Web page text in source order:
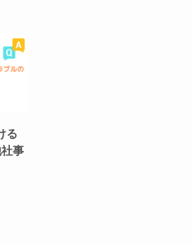
る
事